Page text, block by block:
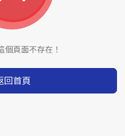
個頁面不存在！
回首頁